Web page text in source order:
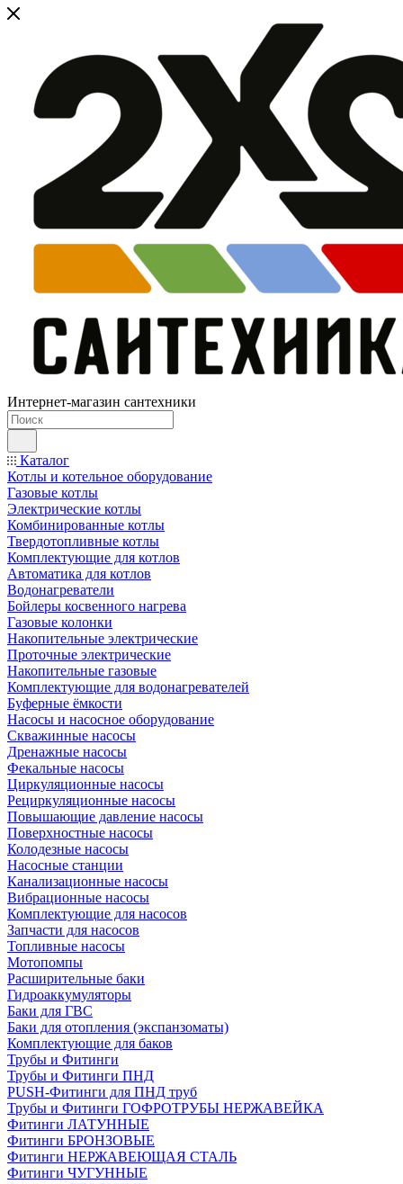
Интернет-магазин сантехники
Каталог
Котлы и котельное оборудование
Газовые котлы
Электрические котлы
Комбинированные котлы
Твердотопливные котлы
Комплектующие для котлов
Автоматика для котлов
Водонагреватели
Бойлеры косвенного нагрева
Газовые колонки
Накопительные электрические
Проточные электрические
Накопительные газовые
Комплектующие для водонагревателей
Буферные ёмкости
Насосы и насосное оборудование
Скважинные насосы
Дренажные насосы
Фекальные насосы
Циркуляционные насосы
Рециркуляционные насосы
Повышающие давление насосы
Поверхностные насосы
Колодезные насосы
Насосные станции
Канализационные насосы
Вибрационные насосы
Комплектующие для насосов
Запчасти для насосов
Топливные насосы
Мотопомпы
Расширительные баки
Гидроаккумуляторы
Баки для ГВС
Баки для отопления (экспанзоматы)
Комплектующие для баков
Трубы и Фитинги
Трубы и Фитинги ПНД
PUSH-Фитинги для ПНД труб
Трубы и Фитинги ГОФРОТРУБЫ НЕРЖАВЕЙКА
Фитинги ЛАТУННЫЕ
Фитинги БРОНЗОВЫЕ
Фитинги НЕРЖАВЕЮЩАЯ СТАЛЬ
Фитинги ЧУГУННЫЕ